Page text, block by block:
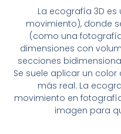
La ecografía 3D
movimiento), donde
(como una
dimensiones con
secciones
Se suele aplicar un
más real. La
movimiento en
imagen para